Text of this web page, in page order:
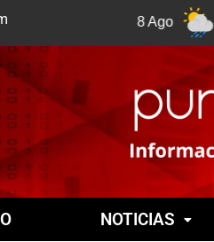
+21°C
NOTICIAS